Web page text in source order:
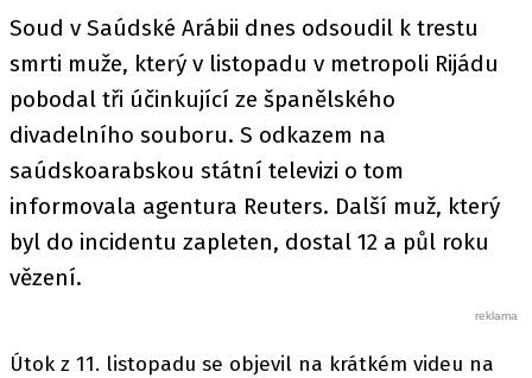
Soud v Saúdské Arábii dnes odsoudil k trestu
smrti muže, který v listopadu v metropoli Rijádu
pobodal tři účinkující ze španělského
divadelního souboru. S odkazem na
saúdskoarabskou státní televizi o tom
informovala agentura Reuters. Další muž, který
byl do incidentu zapleten, dostal 12 a půl roku
vězení.
Útok z 11. listopadu se objevil na krátkém videu na